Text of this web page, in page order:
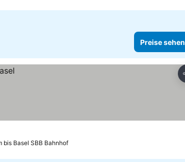
Preise sehen
bis Basel SBB Bahnhof